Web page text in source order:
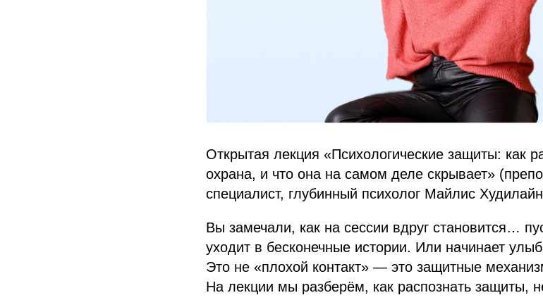
Открытая лекция «Психологические защиты: как
охрана, и что она на самом деле скрывает»
специалист, глубинный психолог Майлис
Вы замечали, как на сессии вдруг становится…
уходит в бесконечные истории. Или начинает
Это не «плохой контакт» — это защитные
На лекции мы разберём, как распознать защиты,